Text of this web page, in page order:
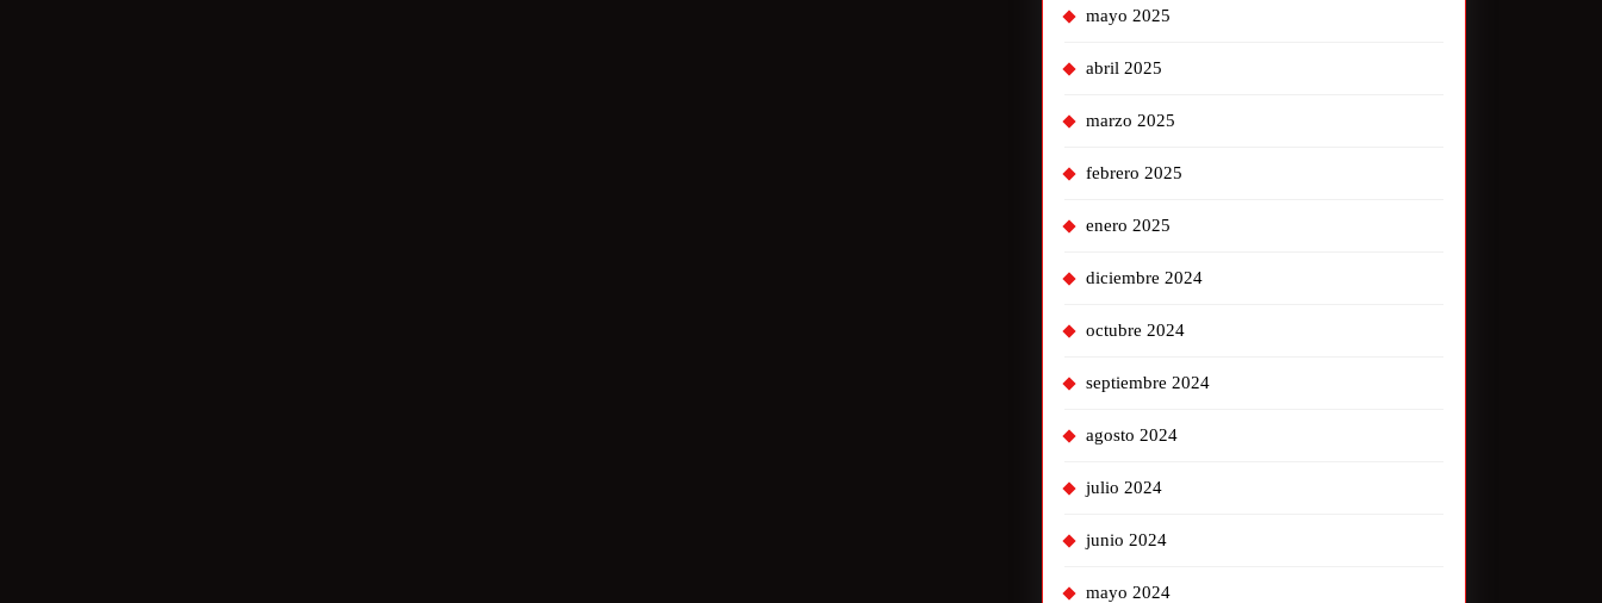
mayo 2025
abril 2025
marzo 2025
febrero 2025
enero 2025
diciembre 2024
octubre 2024
septiembre 2024
agosto 2024
julio 2024
junio 2024
mayo 2024